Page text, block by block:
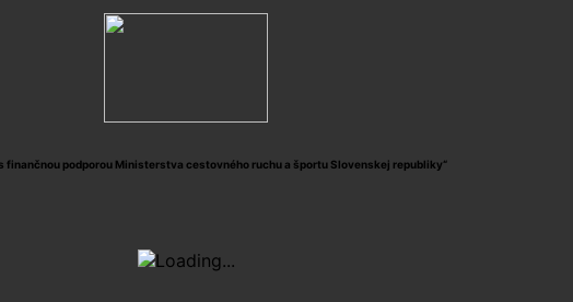
s finančnou podporou Ministerstva cestovného ruchu a športu Slovenskej republiky“